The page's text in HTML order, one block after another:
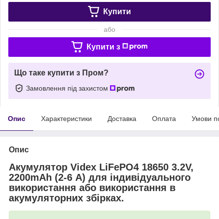
Купити
або
Купити з
Що таке купити з Пром?
Замовлення під захистом
Опис Характеристики Доставка Оплата Умови
Опис
Акумулятор Videx LiFePO4 18650 3.2V,
2200mAh (2-6 А) для індивідуального
використання або використання в
акумуляторних збірках.